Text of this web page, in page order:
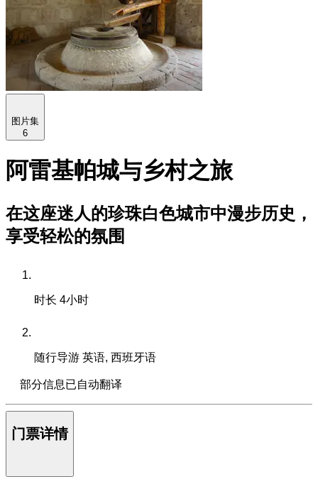
图片集
6
阿雷基帕城与乡村之旅
在这座迷人的珍珠白色城市中漫步历史，
享受轻松的氛围
时长 4小时
随行导游 英语, 西班牙语
部分信息已自动翻译
门票详情